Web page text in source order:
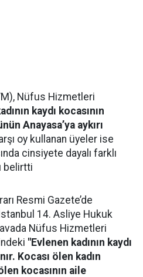
Nüfus Hizmetleri
kaydı kocasının
Anayasa’ya aykırı
oy kullanan üyeler ise
cinsiyete dayalı farklı
belirtti
Resmi Gazete’de
14. Asliye Hukuk
Nüfus Hizmetleri
"Evlenen kadının kaydı
Kocası ölen kadın
kocasının aile